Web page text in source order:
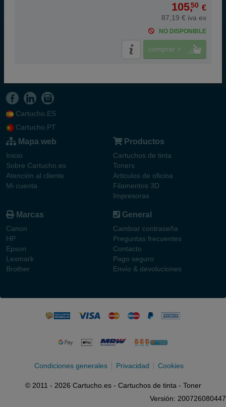
105,50 €
87,19 € iva ex
NO DISPONIBLE
comprar >
Cartucho.ES
Cartucho.PT
Mapa web
Inicio
Sobre Cartucho.es
Atención al cliente
Mi cuenta
Productos
Cartuchos de tinta
Toners
Articulos de oficina
Filamentos 3D
Impresoras
Marcas
Canon
HP
Epson
Lexmark
Brother
General
Cambiar contraseña
Preguntas frecuentes
Contacto
Pago seguro
Envío & devoluciones
Condiciones generales Privacidad Cookies
© 2011 - 2026 Cartucho.es - Cartuchos de tinta - Toner
Versión: 200726080447